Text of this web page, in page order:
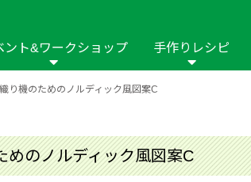
ント&ワークショップ 手作りレシピ
ソーイング
イング用品 はさみ ソーメニュ
補修用品 ホビー材料・キット 作品
り機のためのノルディック風図案C
めのノルディック風図案C